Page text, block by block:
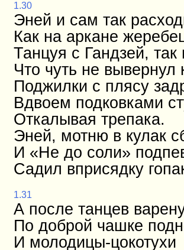
1.30
Эней и сам так
Как на аркане
Танцуя с Гандзей, так
Что чуть не вывернул
Поджилки с плясу
Вдвоем подковками
Откалывая трепака.
Эней, мотню в кулак
И «Не до соли»
Садил вприсядку
1.31
А после танцев
По доброй чашке
И молодицы-цокотухи